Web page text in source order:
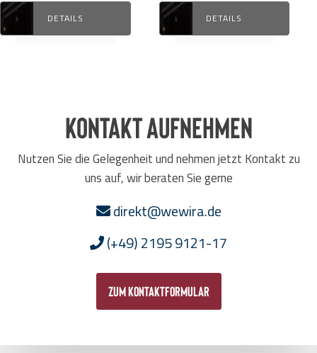
DETAILS DETAILS
Kontakt aufnehmen
Nutzen Sie die Gelegenheit und nehmen jetzt Kontakt zu
uns auf, wir beraten Sie gerne
direkt@wewira.de
(+49) 2195 9121-17
zum Kontaktformular